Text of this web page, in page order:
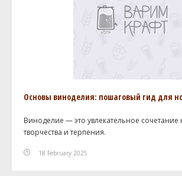
Основы виноделия: пошаговый гид для
Виноделие — это увлекательное сочетание
творчества и терпения.
18 February 2025